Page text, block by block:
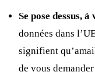
Se pose dessus,
données dans
signifient
de vous